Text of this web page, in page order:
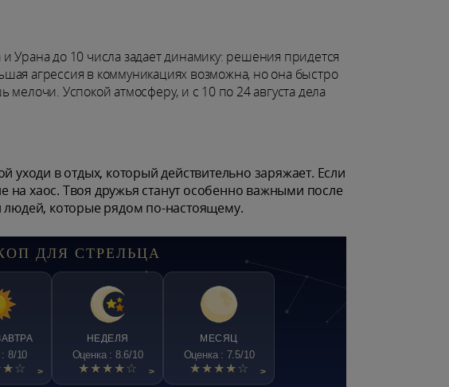
Урана до 10 числа задает динамику: решения придется
агрессия в коммуникациях возможна, но она быстро
Успокой атмосферу, и с 10 по 24 августа дела
уходи в отдых, который действительно заряжает. Если
на хаос. Твоя дружья станут особенно важными после
людей, которые рядом по-настоящему.
ДЛЯ СТРЕЛЬЦА
8/10
>
НЕДЕЛЯ
Оценка : 8.6/10
★★★★☆ >
МЕСЯЦ
Оценка : 7.5/10
★★★★☆ >